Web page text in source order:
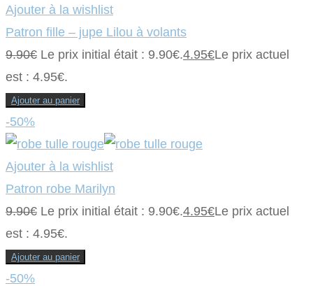
Ajouter à la wishlist
Patron fille – jupe Lilou à volants
9.90€ Le prix initial était : 9.90€.4.95€Le prix actuel
est : 4.95€.
Ajouter au panier
-50%
Ajouter à la wishlist
Patron robe Marilyn
9.90€ Le prix initial était : 9.90€.4.95€Le prix actuel
est : 4.95€.
Ajouter au panier
-50%